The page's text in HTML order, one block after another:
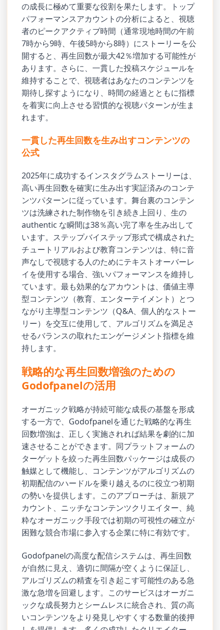
の成長に極めて重要な役割を果たします。トップ
パフォーマンスアカウントの分析によると、視聴
者のピークアクティブ時間（通常現地時間の午前
7時から9時、午後5時から8時）にストーリーを公
開すると、再生回数が最大42％増加する可能性が
あります。さらに、一貫した投稿スケジュールを
維持することで、視聴者はあなたのコンテンツを
期待し探すようになり、時間の経過とともに指標
を着実に向上させる習慣的な視聴パターンが生ま
れます。
一貫した再生回数を生み出すコンテンツの
公式
2025年に成功するインスタグラムストーリーは、
高い再生回数を確実に生み出す実証済みのコンテ
ンツパターンに従っています。舞台裏のコンテン
ツは洗練された制作物を引き続き上回り、生の
authentic な瞬間は38％高い完了率を生み出して
います。ステップバイステップ形式で構成された
チュートリアルおよび教育コンテンツは、特に音
声なしで視聴する人のためにテキストオーバーレ
イを使用する場合、強いパフォーマンスを維持し
ています。最も効果的なアカウントは、価値主導
型コンテンツ（教育、エンターテイメント）とつ
ながり主導型コンテンツ（Q&A、個人的なストー
リー）を交互に使用して、アルゴリズムを満足さ
せるバランスの取れたエンゲージメント指標を維
持します。
戦略的な再生回数増強のための
Godofpanelの活用
オーガニック戦略が持続可能な成長の基盤を形成
する一方で、Godofpanelを通じた戦略的な再生
回数増強は、正しく実施されれば結果を劇的に加
速させることができます。同プラットフォームの
ターゲットを絞った再生回数パッケージは成長の
触媒として機能し、コンテンツがアルゴリズムの
初期配信のハードルを乗り越えるのに役立つ初期
の勢いを提供します。このアプローチは、新規ア
カウント、ニッチなコンテンツクリエイター、純
粋なオーガニック手段では初期の可視性の確立が
困難な競合市場に参入する企業に特に有効です。
Godofpanelの高度な配信システムは、再生回数
が自然に見え、適切に間隔が空くように保証し、
アルゴリズムの精査を引き起こす可能性のある急
激な急増を回避します。このサービスはオーガニ
ックな成長努力とシームレスに統合され、質の高
いコンテンツをより発見しやすくする数量的後押